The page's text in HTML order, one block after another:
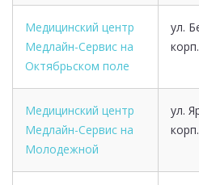
Медицинский центр
Медлайн-Сервис на
Октябрьском поле
ул.
Медицинский центр
Медлайн-Сервис на
Молодежной
ул.